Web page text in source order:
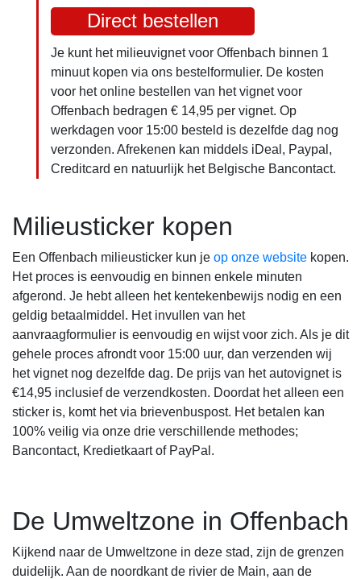
Direct bestellen
Je kunt het milieuvignet voor Offenbach binnen 1
minuut kopen via ons bestelformulier. De kosten
voor het online bestellen van het vignet voor
Offenbach bedragen € 14,95 per vignet. Op
werkdagen voor 15:00 besteld is dezelfde dag nog
verzonden. Afrekenen kan middels iDeal, Paypal,
Creditcard en natuurlijk het Belgische Bancontact.
Milieusticker kopen
Een Offenbach milieusticker kun je op onze website kopen.
Het proces is eenvoudig en binnen enkele minuten
afgerond. Je hebt alleen het kentekenbewijs nodig en een
geldig betaalmiddel. Het invullen van het
aanvraagformulier is eenvoudig en wijst voor zich. Als je dit
gehele proces afrondt voor 15:00 uur, dan verzenden wij
het vignet nog dezelfde dag. De prijs van het autovignet is
€14,95 inclusief de verzendkosten. Doordat het alleen een
sticker is, komt het via brievenbuspost. Het betalen kan
100% veilig via onze drie verschillende methodes;
Bancontact, Kredietkaart of PayPal.
De Umweltzone in Offenbach
Kijkend naar de Umweltzone in deze stad, zijn de grenzen
duidelijk. Aan de noordkant de rivier de Main, aan de